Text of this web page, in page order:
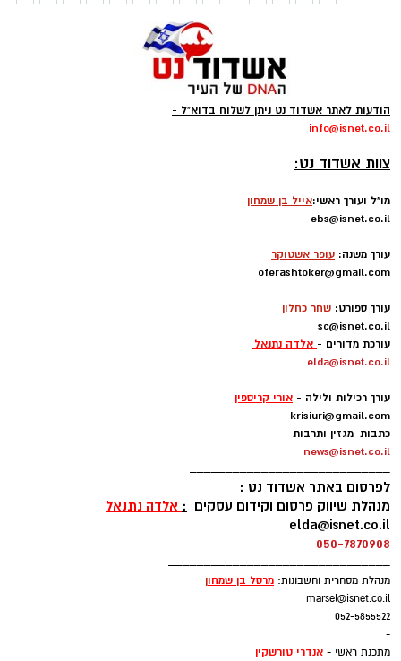
הודעות לאתר אשדוד נט ניתן לשלוח בדוא"ל -
info@isnet.co.il
צוות אשדוד נט:
מו"ל ועורך ראשי:אייל בן שמחון
ebs@isnet.co.il
עורך משנה: עופר אשטוקר
oferashtoker@gmail.com
עורך ספורט: שחר כחלון
sc@isnet.co.il
עורכת מדורים - אלדה נתנאל
elda@isnet.co.il
עורך רכילות ולילה - אורי קריספין
krisiuri@gmail.com
כתבות מגזין ותרבות
news@isnet.co.il
____________________________
לפרסום באתר אשדוד נט :
מנהלת שיווק פרסום וקידום עסקים : אלדה נתנאל
elda@isnet.co.il
050-7870908
_______________________________
מנהלת מסחרית וחשבונות: מרסל בן שמחון
marsel@isnet.co.il
052-5855522
-
מתכנת ראשי - אנדרי טורשקין